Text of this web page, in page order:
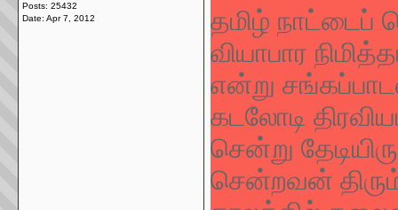
Posts: 25432
Date: Apr 7, 2012
தமிழ் நாட்டைப்
வியாபார
என்று
கடலோடி
சென்று
சென்றவன்